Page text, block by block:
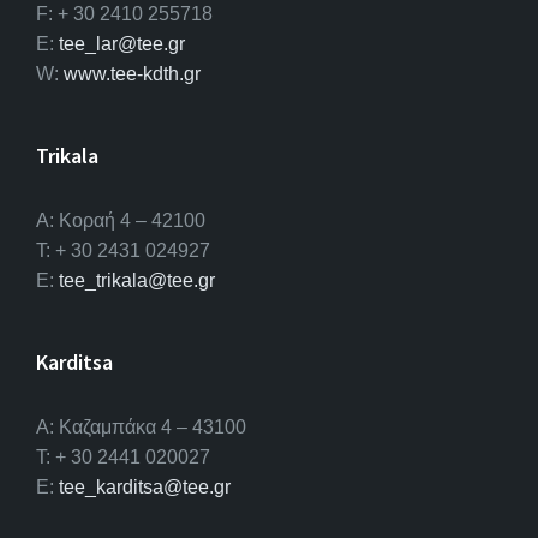
F: + 30 2410 255718
E: tee_lar@tee.gr
W: www.tee-kdth.gr
Trikala
Α: Κοραή 4 – 42100
T: + 30 2431 024927
E: tee_trikala@tee.gr
Karditsa
A: Καζαμπάκα 4 – 43100
T: + 30 2441 020027
E: tee_karditsa@tee.gr